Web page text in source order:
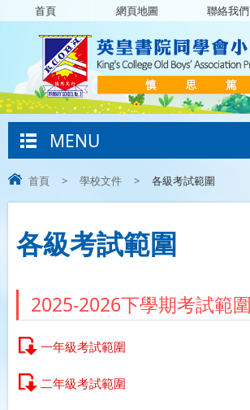
首頁 網頁地圖 聯絡我們
MENU
首頁 > 學校文件 > 各級考試範圍
各級考試範圍
2025-2026下學期考試範圍
一年級考試範圍
二年級考試範圍